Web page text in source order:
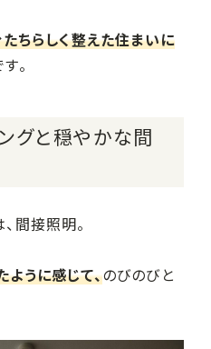
ちらしく整えた住まいに
。
グと穏やかな間
間接照明。
うに感じて、のびのびと